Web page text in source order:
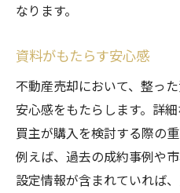
なります。
資料がもたらす安心感
不動産売却において、整っ
安心感をもたらします。詳
買主が購入を検討する際の
例えば、過去の成約事例や
設定情報が含まれていれば